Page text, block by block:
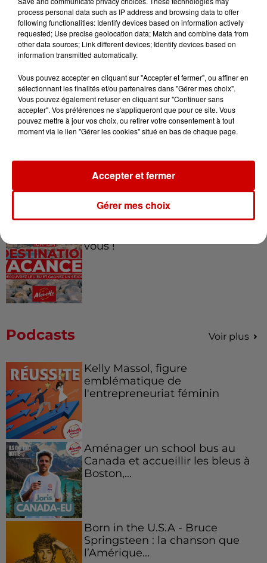
festival Marché Gourmand 2026
à Coulon !
Le Duel - Gagnez vos entrées
pour l'un des zoos de nos
régions !
de la...
vous !
Podcasts Voir plus
Kelly Massol, figure
emblématique de
l'entrepreneuriat féminin
Aménager un school bus au
Canada et accueillir les bleus à
Boston,...
Born in the U.S.A - Bruce
Springsteen : la chanson que
l’Amérique...
process personal data such as IP address and browsing data to offer
following functionalities: Identify devices based on information actively
requested; Use precise geolocation data; Match and combine data from
other data sources; Link different devices; Identify devices based on
information transmitted automatically.
Vous pouvez accepter en cliquant sur "Accepter et fermer", ou affiner en
sélectionnant les finalités et/ou partenaires dans "Gérer mes choix".
Vous pouvez également refuser en cliquant sur "Continuer sans
accepter". Vos préférences ne s'appliqueront que pour ce site. Vous
pouvez mettre à jour vos choix, ou retirer votre consentement à tout
moment via le lien "Gérer les cookies" situé en bas de chaque page.
Gérer mes choix
Accepter et fermer